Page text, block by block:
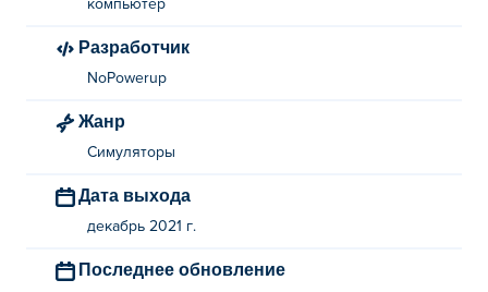
компьютер
Разработчик
NoPowerup
Жанр
Симуляторы
Дата выхода
декабрь 2021 г.
Последнее обновление